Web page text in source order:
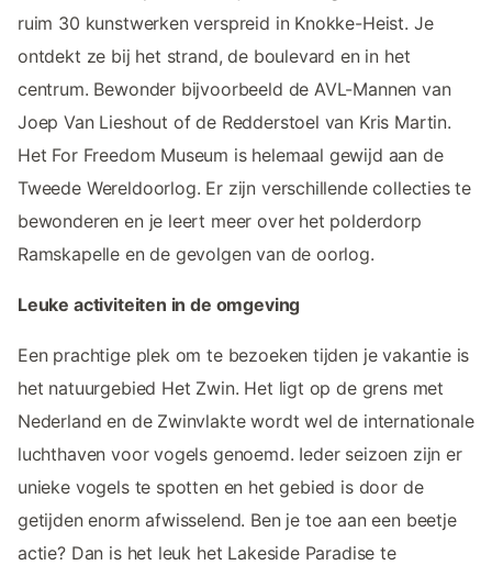
ruim 30 kunstwerken verspreid in Knokke-Heist. Je
ontdekt ze bij het strand, de boulevard en in het
centrum. Bewonder bijvoorbeeld de AVL-Mannen van
Joep Van Lieshout of de Redderstoel van Kris Martin.
Het For Freedom Museum is helemaal gewijd aan de
Tweede Wereldoorlog. Er zijn verschillende collecties te
bewonderen en je leert meer over het polderdorp
Ramskapelle en de gevolgen van de oorlog.
Leuke activiteiten in de omgeving
Een prachtige plek om te bezoeken tijden je vakantie is
het natuurgebied Het Zwin. Het ligt op de grens met
Nederland en de Zwinvlakte wordt wel de internationale
luchthaven voor vogels genoemd. Ieder seizoen zijn er
unieke vogels te spotten en het gebied is door de
getijden enorm afwisselend. Ben je toe aan een beetje
actie? Dan is het leuk het Lakeside Paradise te